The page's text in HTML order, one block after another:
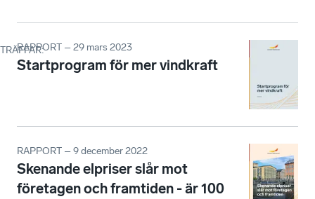
TRÄFFAR:
RAPPORT – 29 mars 2023
Startprogram för mer vindkraft
RAPPORT – 9 december 2022
Skenande elpriser slår mot
företagen och framtiden - är 100